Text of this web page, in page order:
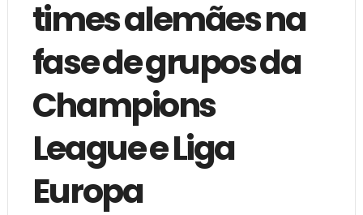
times alemães na
fase de grupos da
Champions
League e Liga
Europa